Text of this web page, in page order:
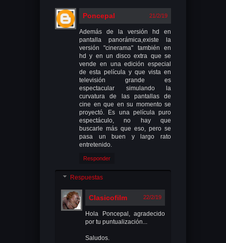
Poncepal 21/2/19
Además de la versión hd en
pantalla panorámica,existe la
versión "cinerama" también en
hd y en un disco extra que se
vende en una edición especial
de esta película y que vista en
televisión grande es
espectacular simulando la
curvatura de las pantallas de
cine en que en su momento se
proyectó. Es una película puro
espectáculo, no hay que
buscarle más que eso, pero se
pasa un buen y largo rato
entretenido.
Responder
Respuestas
Clasicofilm 22/2/19
Hola Poncepal, agradecido
por tu puntualización...
Saludos.